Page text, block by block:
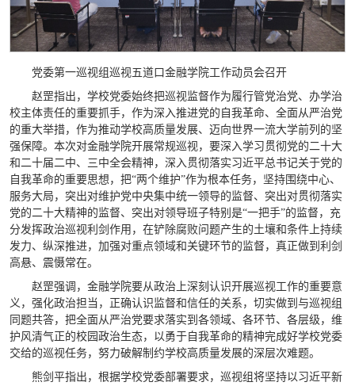
党委第一巡视组巡视五道口金融学院工作动员会召开
赵罡指出，学校党委始终把巡视监督作为履行管党治党、办学治
校主体责任的重要抓手，作为深入推进党的自我革命、全面从严治党
的重大举措，作为推动学校高质量发展、迈向世界一流大学前列的坚
强保障。本次对金融学院开展常规巡视，要深入学习贯彻党的二十大
和二十届二中、三中全会精神，深入贯彻落实习近平总书记关于党的
自我革命的重要思想，把“两个维护”作为根本任务，坚持围绕中心、
服务大局，突出对维护党中央集中统一领导的监督、突出对贯彻落实
党的二十大精神的监督、突出对领导班子特别是“一把手”的监督，充
分发挥政治巡视利剑作用，在铲除腐败问题产生的土壤和条件上持续
发力、纵深推进，加强对重点领域和关键环节的监督，真正做到利剑
高悬、震慑常在。
赵罡强调，金融学院要从政治上深刻认识开展巡视工作的重要意
义，强化政治担当，正确认识监督和信任的关系，切实做到与巡视组
同题共答，把全面从严治党要求落实到各领域、各环节、各层级，维
护风清气正的校园政治生态，以勇于自我革命的精神完成好学校党委
交给的巡视任务，努力破解制约学校高质量发展的深层次难题。
熊剑平指出，根据学校党委部署要求，巡视组将坚持以习近平新